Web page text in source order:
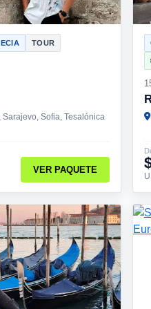
TOUR
Sofia, Tesalónica
VER PAQUETE